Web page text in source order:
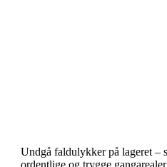
Undgå faldulykker på lageret –
ordentlige og trygge gangarealer